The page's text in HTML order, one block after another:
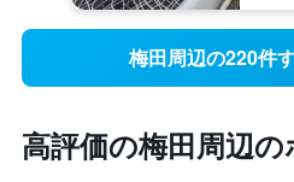
梅田周辺の220件
高評価の梅田周辺